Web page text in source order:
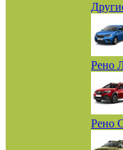
Рено
Рено